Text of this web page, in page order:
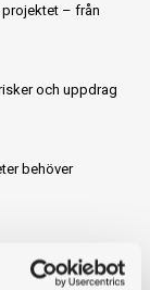
– från
och uppdrag
behöver